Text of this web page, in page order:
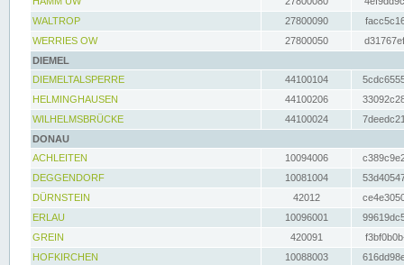
WALTROP
27800090
WERRIES OW
27800050
DIEMEL
DIEMELTALSPERRE
44100104
HELMINGHAUSEN
44100206
WILHELMSBRÜCKE
44100024
DONAU
ACHLEITEN
10094006
DEGGENDORF
10081004
DÜRNSTEIN
42012
ERLAU
10096001
GREIN
420091
HOFKIRCHEN
10088003